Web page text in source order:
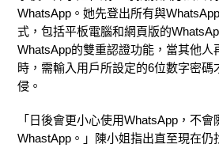
WhatsApp。她先登出所有與
式，包括平板電腦和網頁版的
WhatsApp的雙重認證功能，當其他人
時，需輸入用戶所設定的6位數字密碼
侵。
「日後會更小心使用WhatsApp，不
WhastApp。」陳小姐指出直至現在仍